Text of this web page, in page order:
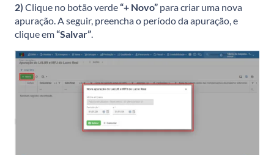
2) Clique no botão verde“+ Novo” para criar uma nova
apuração. A seguir, preencha o período da apuração, e
clique em“Salvar”